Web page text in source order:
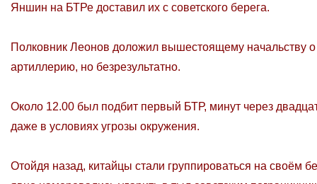
Яншин на БТРе доставил их с советского берега.
Полковник Леонов доложил вышестоящему начальству
артиллерию, но безрезультатно.
Около 12.00 был подбит первый БТР, минут через
даже в условиях угрозы окружения.
Отойдя назад, китайцы стали группироваться на своём